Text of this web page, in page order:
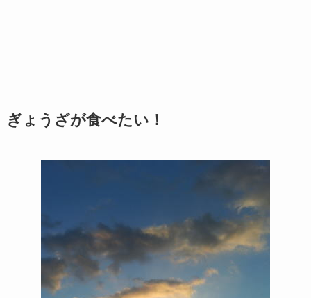
ぎょうざが食べたい！